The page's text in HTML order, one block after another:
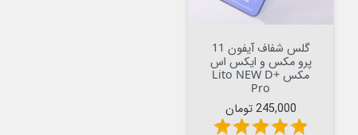
گلس شفاف آیفون 11
پرو مکس و ایکس اس
مکس Lito NEW D+
Pro
قیمت
245,000 تومان
star
star
star
star
star